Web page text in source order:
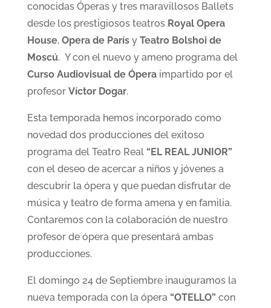
conocidas Óperas y tres maravillosos Ballets
desde los prestigiosos teatros Royal Opera
House, Opera de Parísy Teatro Bolshoi de
Moscú. Y con el nuevo y ameno programa del
Curso Audiovisual de Óperaimpartido por el
profesor Víctor Dogar.
Esta temporada hemos incorporado como
novedad dos producciones del exitoso
programa del Teatro Real “EL REAL JUNIOR”
con el deseo de acercar a niños y jóvenes a
descubrir la ópera y que puedan disfrutar de
música y teatro de forma amena y en familia.
Contaremos con la colaboración de nuestro
profesor de ópera que presentará ambas
producciones.
El domingo 24 de Septiembre inauguramos la
nueva temporada con la ópera “OTELLO” con